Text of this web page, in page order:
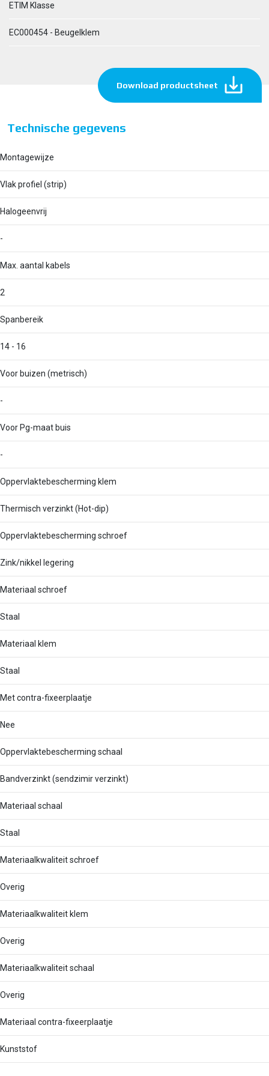
ETIM Klasse
EC000454 - Beugelklem
Download productsheet
Technische gegevens
Montagewijze
Vlak profiel (strip)
Halogeenvrij
-
Max. aantal kabels
2
Spanbereik
14 - 16
Voor buizen (metrisch)
-
Voor Pg-maat buis
-
Oppervlaktebescherming klem
Thermisch verzinkt (Hot-dip)
Oppervlaktebescherming schroef
Zink/nikkel legering
Materiaal schroef
Staal
Materiaal klem
Staal
Met contra-fixeerplaatje
Nee
Oppervlaktebescherming schaal
Bandverzinkt (sendzimir verzinkt)
Materiaal schaal
Staal
Materiaalkwaliteit schroef
Overig
Materiaalkwaliteit klem
Overig
Materiaalkwaliteit schaal
Overig
Materiaal contra-fixeerplaatje
Kunststof